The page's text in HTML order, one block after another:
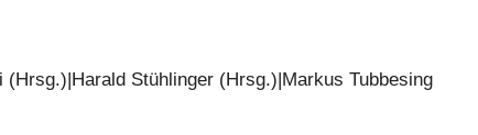
(Hrsg.)|Harald Stühlinger (Hrsg.)|Markus Tubbesing